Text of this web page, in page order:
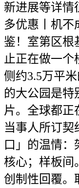
新进展等详情
多优惠丨机不
鉴！室第区根
止正在做一
侧约3.5万平
的大公园是特
片。全球都正
当事人所订契
口」的温情：
核心；样板间
创制性回覆。